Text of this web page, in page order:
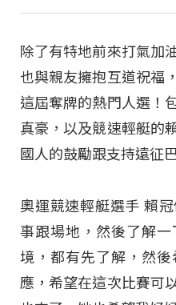
除了有特地前來打氣加
也與親友擁抱互道祝福
這屆奪牌的熱門人選！
真豪，以及競速輕艇的
國人的鼓勵跟支持遠征
奧運競速輕艇選手 賴
事跟場地，然後了解
境，都有先了解，然
應，希望在這次比賽可